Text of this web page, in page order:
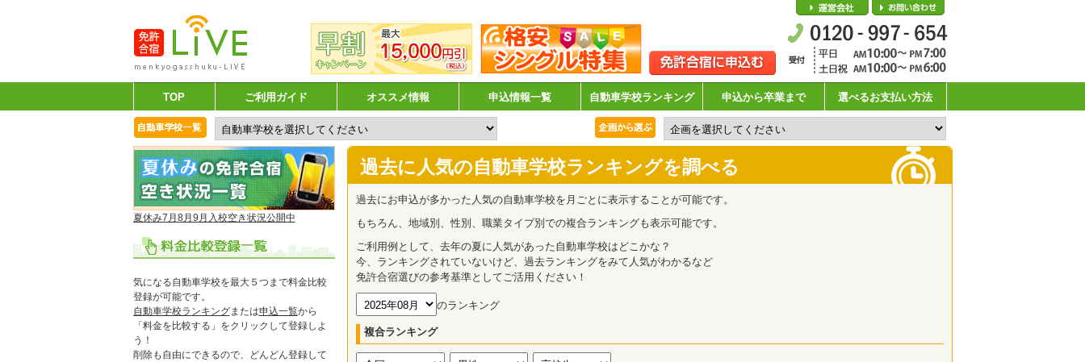
会社概要
TOP ご利用ガイド オススメ情報 申込情報一覧 自動車学校ランキング 申込から卒業まで 選べるお支払い方法
夏休み7月8月9月入校空き状況公開中
気になる自動車学校を最大５つまで料金比較
登録が可能です。
自動車学校ランキングまたは申込一覧から
「料金を比較する」をクリックして登録しよ
う！
削除も自由にできるので、どんどん登録して
過去に人気の自動車学校ランキングを調べる
過去にお申込が多かった人気の自動車学校を月ごとに表示することが可能です。
もちろん、地域別、性別、職業タイプ別での複合ランキングも表示可能です。
ご利用例として、去年の夏に人気があった自動車学校はどこかな？
今、ランキングされていないけど、過去ランキングをみて人気がわかるなど
免許合宿選びの参考基準としてご活用ください！
のランキング
複合ランキング